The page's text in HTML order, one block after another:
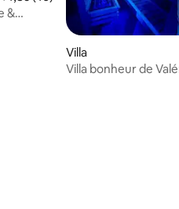
&
Villa
Villa bonheur de Valérie Piscine